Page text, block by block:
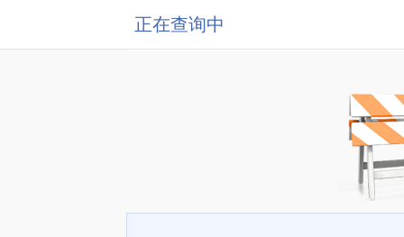
正在查询中